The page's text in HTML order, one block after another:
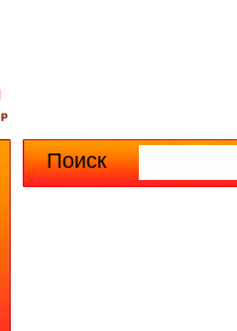
Поиск